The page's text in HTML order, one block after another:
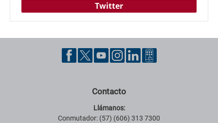
Twitter
Contacto
Llámanos:
Conmutador: (57) (606) 313 7300